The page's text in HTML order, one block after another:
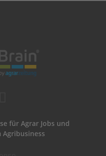
für Agrar Jobs und